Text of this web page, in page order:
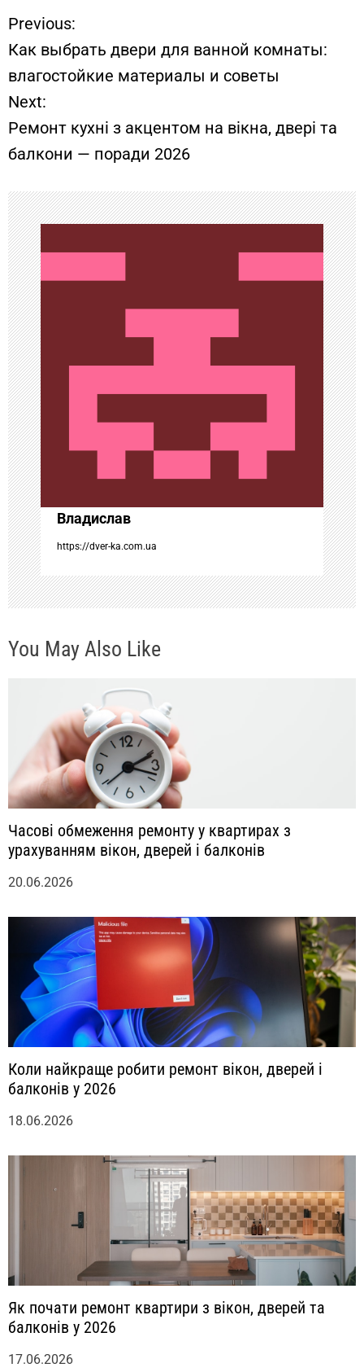
Н
а
в
и
г
а
ц
и
я
п
о
з
а
п
и
с
я
Previous:
Как выбрать двери для ванной комнаты:
влагостойкие материалы и советы
Next:
Ремонт кухні з акцентом на вікна, двері та
балкони — поради 2026
Владислав
https://dver-ka.com.ua
You May Also Like
Часові обмеження ремонту у квартирах з
урахуванням вікон, дверей і балконів
20.06.2026
Коли найкраще робити ремонт вікон, дверей і
балконів у 2026
18.06.2026
Як почати ремонт квартири з вікон, дверей та
балконів у 2026
17.06.2026